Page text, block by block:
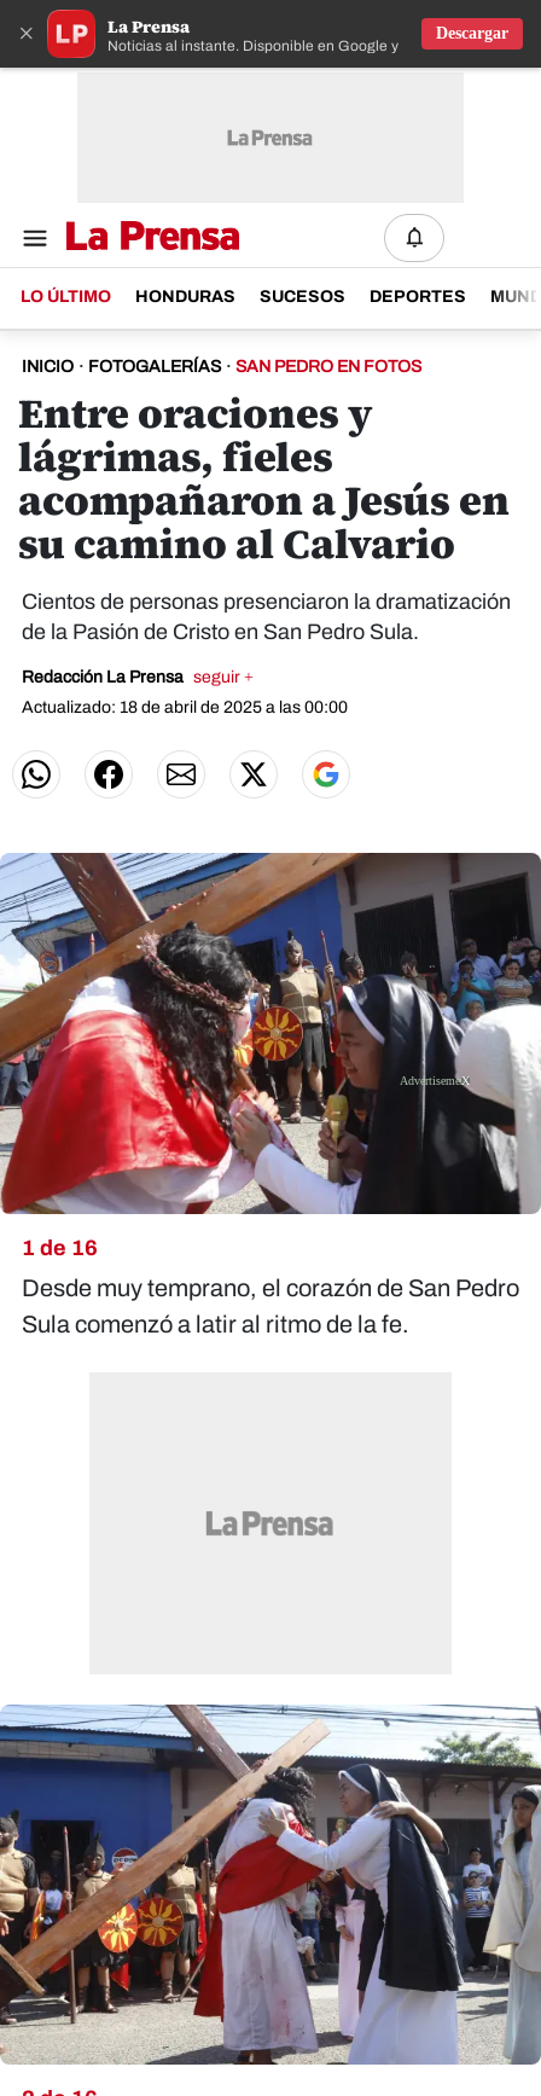
× La Prensa
Noticias al instante. Disponible en Google y IOS
Descargar
LO ÚLTIMO HONDURAS SUCESOS DEPORTES
INICIO · FOTOGALERÍAS · SAN PEDRO EN FOTOS
Entre oraciones y
lágrimas, fieles
acompañaron a Jesús en
su camino al Calvario
Cientos de personas presenciaron la dramatización
de la Pasión de Cristo en San Pedro Sula.
Redacción La Prensa seguir +
Actualizado: 18 de abril de 2025 a las 00:00
1 de 16
Desde muy temprano, el corazón de San Pedro
Sula comenzó a latir al ritmo de la fe.
X